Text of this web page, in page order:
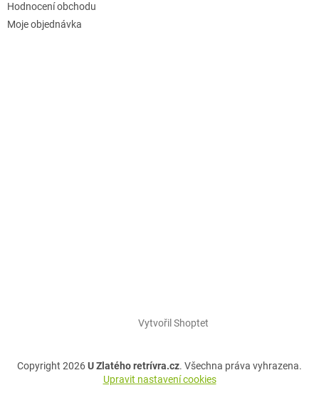
Hodnocení obchodu
Moje objednávka
Vytvořil Shoptet
Copyright 2026U Zlatého retrívra.cz. Všechna práva vyhrazena.
Upravit nastavení cookies